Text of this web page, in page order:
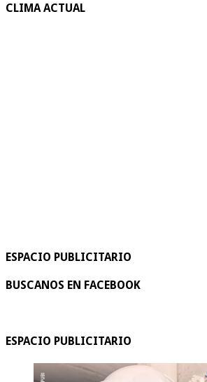
CLIMA ACTUAL
ESPACIO PUBLICITARIO
BUSCANOS EN FACEBOOK
ESPACIO PUBLICITARIO